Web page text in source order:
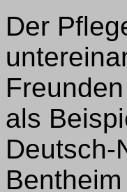
Der
als
Deutsch-